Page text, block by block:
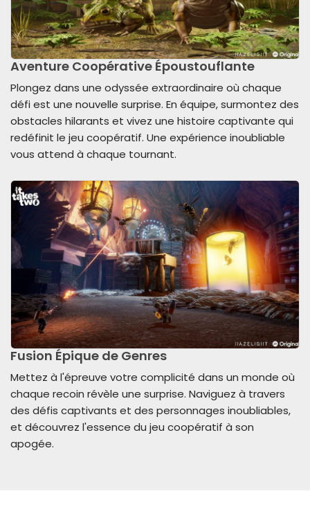
Aventure Coopérative Époustouflante
Plongez dans une odyssée extraordinaire où chaque
défi est une nouvelle surprise. En équipe, surmontez des
obstacles hilarants et vivez une histoire captivante qui
redéfinit le jeu coopératif. Une expérience inoubliable
vous attend à chaque tournant.
Fusion Épique de Genres
Mettez à l'épreuve votre complicité dans un monde où
chaque recoin révèle une surprise. Naviguez à travers
des défis captivants et des personnages inoubliables,
et découvrez l'essence du jeu coopératif à son
apogée.